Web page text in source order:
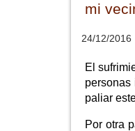
mi
24/12/2016
El
personas
paliar
Por otra